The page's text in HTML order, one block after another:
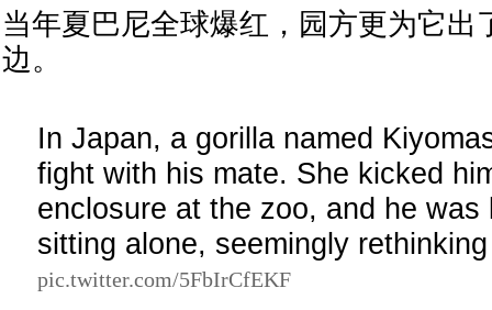
当年夏巴尼全球爆红，园方更为它出
边。
In Japan, a gorilla named
fight with his mate. She kicked
enclosure at the zoo, and he was
sitting alone, seemingly
pic.twitter.com/5FbIrCfEKF